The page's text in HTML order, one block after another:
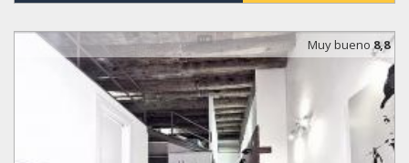
Muy bueno8,8